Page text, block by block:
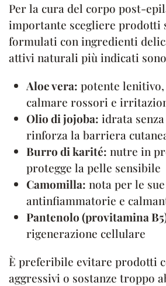
Per la cura del corpo post-
importante scegliere prodotti
formulati con ingredienti
attivi naturali più indicati
Aloe vera: potente
calmare rossori e
Olio di jojoba: idrata
rinforza la barriera
Burro di karité: nutre in
protegge la pelle sensibile
Camomilla: nota per le
antinfiammatorie e
Pantenolo (provitamina
rigenerazione cellulare
È preferibile evitare prodotti
aggressivi o sostanze troppo